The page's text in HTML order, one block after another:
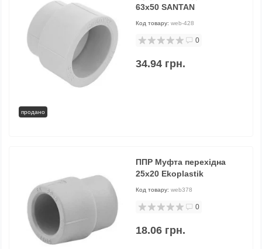
продано
63х50 SANTAN
Код товару: web-428
0
34.94 грн.
ППР Муфта перехідна
25х20 Ekoplastik
Код товару: web378
0
18.06 грн.